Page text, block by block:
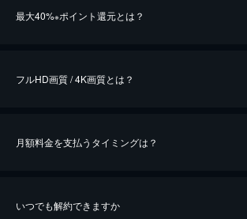
最大40%※ポイント還元とは？
※40％ポイント還元の対象は、クレジットカード決済による作品
iOSアプリのUコイン決済による作品の購入 / レンタルは、20
フルHD画質 / 4K画質とは？
月額料金を支払うタイミングは？
いつでも解約できますか